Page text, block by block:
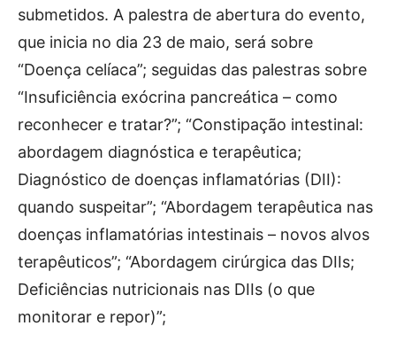
submetidos. A palestra de abertura do evento,
que inicia no dia 23 de maio, será sobre
“Doença celíaca”; seguidas das palestras sobre
“Insuficiência exócrina pancreática – como
reconhecer e tratar?”; “Constipação intestinal:
abordagem diagnóstica e terapêutica;
Diagnóstico de doenças inflamatórias (DII):
quando suspeitar”; “Abordagem terapêutica nas
doenças inflamatórias intestinais – novos alvos
terapêuticos”; “Abordagem cirúrgica das DIIs;
Deficiências nutricionais nas DIIs (o que
monitorar e repor)”;